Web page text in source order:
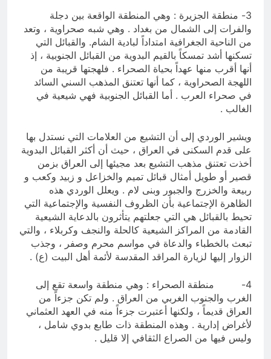
3- منطقة الجزيرة : وهي المنطقة الواقعة بين دجلة
والفرات إلى الشمال من بغداد . وهي شبه صحراوية ، وتعد
من الناحية الجغرافية امتداداً لبادية الشام. والقبائل التي
تسكنها أشد تمسكاً بالقيم البدوية من القبائل الجنوبية ، إذ
أنها أقرب منها عهداً بحياة الصحراء . فلهجتها قريبة من
اللهجة الصحراوية ، كما أنها تعتنق المذهب السني السائد
في صحراء العرب . أما القبائل الجنوبية فهي شيعية في
الغالب .
ويشير الوردي إلى أن التشيع من العلامات التي نستدل بها
على قدم السكنى في العراق ، حيث أن أكثر القبائل البدوية
أخذت تعتنق مذهب التشيع بعد مجيئها إلى العراق بزمن
قصير أو طويل أمثال قبائل تميم والخزاعل و زبيد وكعب و
ربيعة والخزرج والجبور وبنى لام . ويعلل الوردي هذه
الظاهرة الإجتماعية بأن الظروف النفسية والإجتماعية التي
تحيط بالقبائل هي التي جعلتهم يتأثرون بالدعاية الشيعية
القادمة من المراكز الشيعية كالحلة والنجف وكربلاء ، والتي
تبعث بالخطباء والدعاة في مواسم محرم وصفر ، وجذب
الزوار إليها لزيارة المراقد المقدسة لأئمة أهل البيت (ع) .
4- منطقة الصحراء : وهي منطقة واسعة تقع إلى
الغرب والجنوب الغربي من العراق . ولم تكن جزءاً من
العراق قديماً ، ولكنها أعتبرت جزءاً منه في العهد العثماني
لأغراض إدارية . وهذه المنطقة ذات طابع بدوي شامل ،
وليس فيها من الصراع الثقافي إلا قليل .